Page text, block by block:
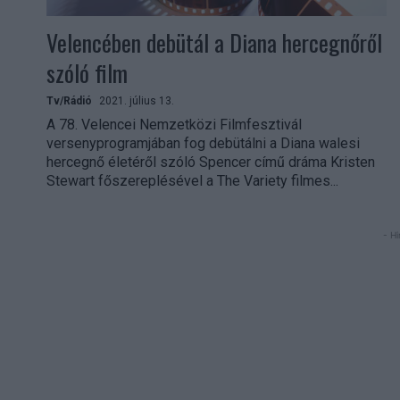
Velencében debütál a Diana hercegnőről
szóló film
Tv/Rádió 2021. július 13.
A 78. Velencei Nemzetközi Filmfesztivál
versenyprogramjában fog debütálni a Diana walesi
hercegnő életéről szóló Spencer című dráma Kristen
Stewart főszereplésével a The Variety filmes...
-